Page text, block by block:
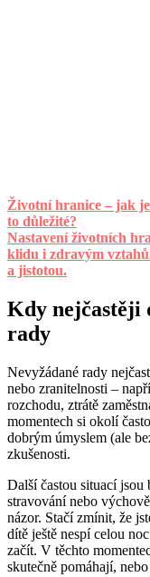
Životní hranice – jak
to důležité?
Nastavení životních
klidu i zdravým
a jistotou.
Kdy nejčastěji
rady
Nevyžádané rady
nebo zranitelnosti –
rozchodu, ztrátě
momentech si okolí
dobrým úmyslem (ale
zkušenosti.
Další častou situací
stravování nebo
názor. Stačí zmínit, že
dítě ještě nespí celou
začít. V těchto
skutečně pomáhají,